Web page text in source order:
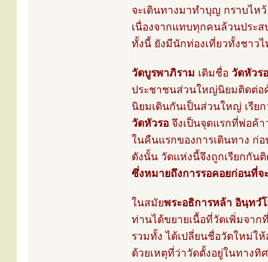
จะเดินทางมาทำบุญ กราบไห
เนื่องจากแทบทุกคนล้วนประ
ทั้งนี้ ยังมีนักท่องเที่ยวทั้งชาว
วัดบูรพาภิราม เดิมชื่อ วัดหัวรอ
ประชาชนส่วนใหญ่นิยมติดต่อ
นิยมเดินกันเป็นส่วนใหญ่ เรีย
วัดหัวรอ จึงเป็นจุดแรกที่พ่อค้
ในคืนแรกของการเดินทาง ก่
ดังนั้น วัดแห่งนี้จึงถูกเรียกกั
ซึ่งหมายถึงการรอคอยก่อนที่จ
ในสมัยพระอธิการหล้า อินฺทวํ
ท่านได้ขยายเนื้อที่วัดเพิ่มจาก
รวมทั้ง ได้เปลี่ยนชื่อวัดใหม่ใ
ด้วยเหตุที่ว่าวัดตั้งอยู่ในทางทิ